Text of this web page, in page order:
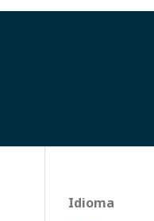
Idioma